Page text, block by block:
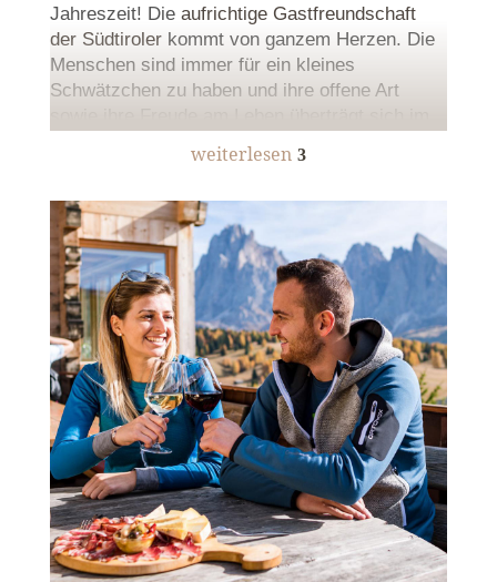
Jahreszeit! Die aufrichtige Gastfreundschaft
der Südtirolerkommt von ganzem Herzen. Die
Menschen sind immer für ein kleines
Schwätzchen zu haben und ihre offene Art
Handumdrehen auf die Gäste. Südtirol ist aber
nicht nur aufgrund der pittoresken Naturkulisse
Die Südtiroler Küche ist mittlerweile weit über
die Landesgrenzen hinaus bekannt und beliebt.
Von herzhaften
Südtiroler Spezialitätenbis zu
feinen Gerichten aus der italienischen und der
internationalen Küche – egal wo Sie einkehren,
es wird Ihnen vorzüglich schmecken
weiterlesen 3